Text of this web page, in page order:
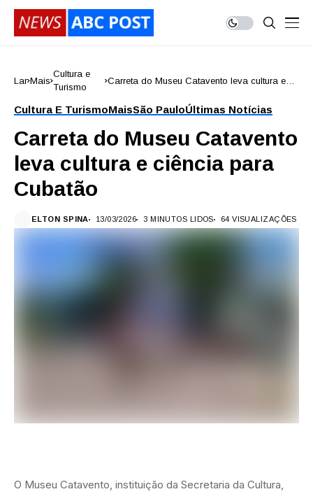
Lar Mais
Cultura e
Turismo
Carreta do Museu Catavento leva cultura e
Cultura E TurismoMaisSão PauloÚltimas Notícias
Carreta do Museu Catavento
leva cultura e ciência para
Cubatão
ELTON SPINA 13/03/2026 3 MINUTOS LIDOS 64 VISUALIZAÇÕES
O Museu Catavento, instituição da Secretaria da Cultura,